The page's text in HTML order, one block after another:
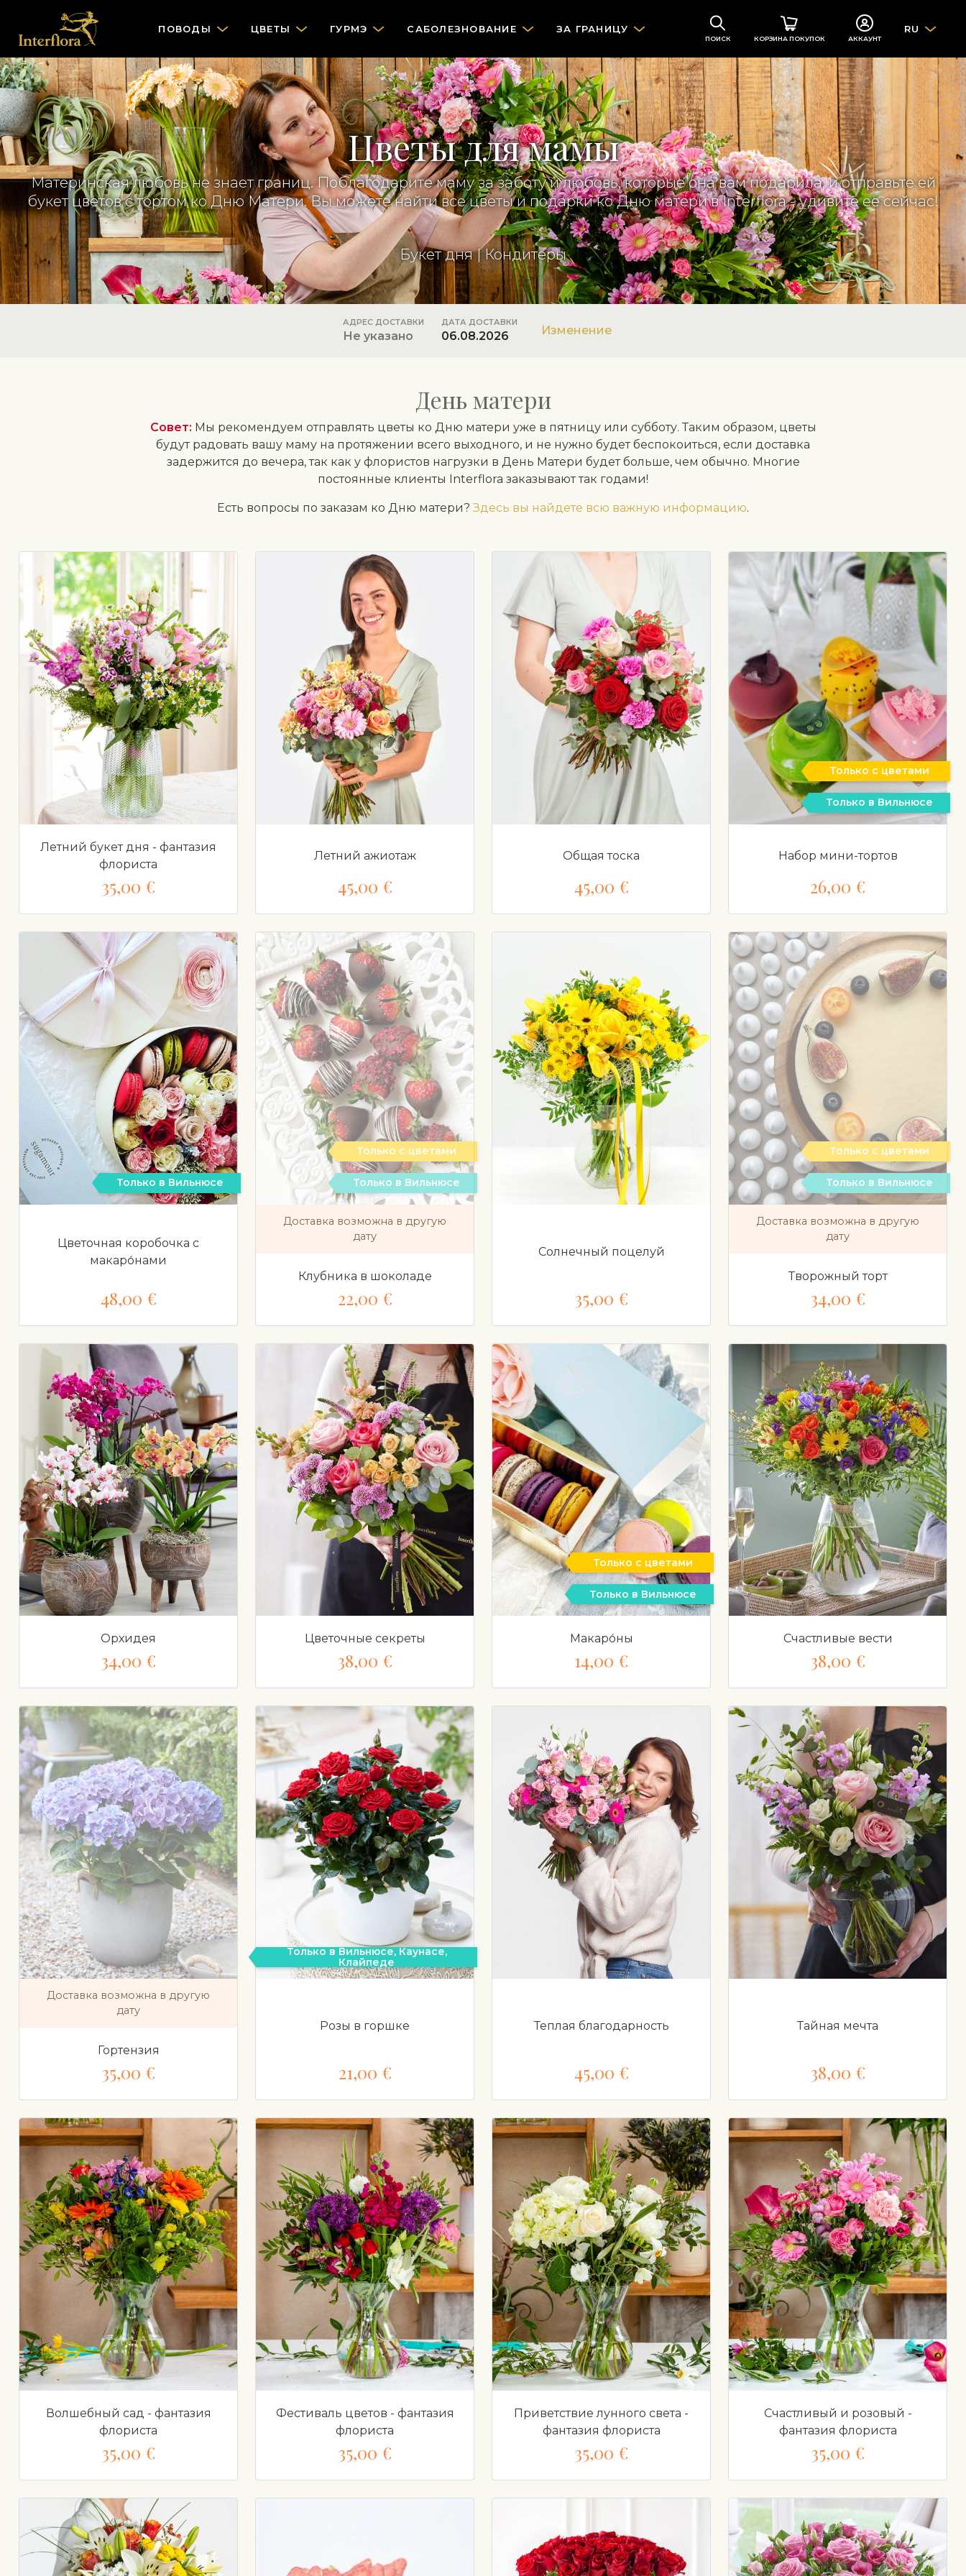
ПОВОДЫ ЦВЕТЫ ГУРМЭ САБОЛЕЗНОВАНИЕ ЗА ГРАНИЦУ
ПОИСК КОРЗИНА ПОКУПОК АККАУНТ
RU
Цветы для мамы
Материнская любовь не знает границ. Поблагодарите маму за заботу и любовь, которые она вам подарила, и отправьте ей
букет цветов с тортом ко Дню Матери. Вы можете найти все цветы и подарки ко Дню матери в Interflora - удивите ее сейчас!
Букет дня|Кондитеры
АДРЕС ДОСТАВКИ
Не указано
ДАТА ДОСТАВКИ
06.08.2026 Изменение
День матери
Совет: Мы рекомендуем отправлять цветы ко Дню матери уже в пятницу или субботу. Таким образом, цветы
будут радовать вашу маму на протяжении всего выходного, и не нужно будет беспокоиться, если доставка
задержится до вечера, так как у флористов нагрузки в День Матери будет больше, чем обычно. Многие
постоянные клиенты Interflora заказывают так годами!
Есть вопросы по заказам ко Дню матери?Здесь вы найдете всю важную информацию.
Летний букет дня - фантазия
флориста
35,00 €
Летний ажиотаж
45,00 €
Общая тоска
45,00 €
Только с цветами
Только в Вильнюсе
Набор мини-тортов
26,00 €
Только в Вильнюсе
Цветочная коробочка с
макaро́нами
48,00 €
Только с цветами
Только в Вильнюсе
Доставка возможна в другую
дату
Клубника в шоколаде
22,00 €
Солнечный поцелуй
35,00 €
Только с цветами
Только в Вильнюсе
Доставка возможна в другую
дату
Творожный торт
34,00 €
Орхидея
34,00 €
Цветочные секреты
38,00 €
Только с цветами
Только в Вильнюсе
Макаро́ны
14,00 €
Счастливые вести
38,00 €
Доставка возможна в другую
дату
Гортензия
35,00 €
Только в Вильнюсе, Каунасе,
Клайпеде
Розы в горшке
21,00 €
Теплая благодарность
45,00 €
Тайная мечта
38,00 €
Волшебный сад - фантазия
флориста
35,00 €
Фестиваль цветов - фантазия
флориста
35,00 €
Приветствие лунного света -
фантазия флориста
35,00 €
Счастливый и розовый -
фантазия флориста
35,00 €